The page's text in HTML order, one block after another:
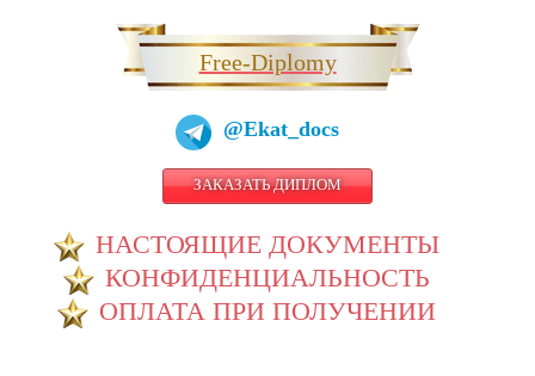
Free-Diplomy
@Ekat_docs
ЗАКАЗАТЬ ДИПЛОМ
НАСТОЯЩИЕ ДОКУМЕНТЫ
КОНФИДЕНЦИАЛЬНОСТЬ
ОПЛАТА ПРИ ПОЛУЧЕНИИ